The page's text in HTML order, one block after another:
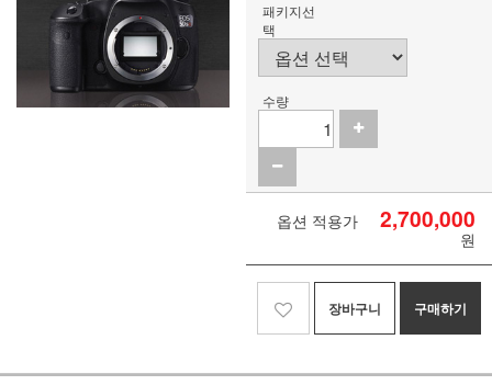
패키지선
택
수량
옵션 적용가 2,700,000
원
장바구니 구매하기